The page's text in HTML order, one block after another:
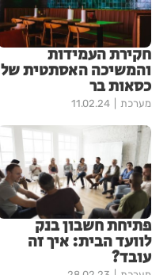
חקירת העמידות
והמשיכה האסתטית של
כסאות בר
מערכת 11.02.24
פתיחת חשבון בנק
לוועד הבית: איך זה
עובד?